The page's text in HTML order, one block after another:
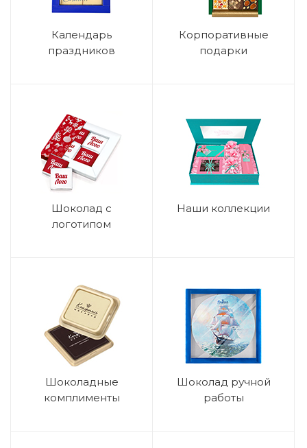
Календарь
праздников
Корпоративные
подарки
Шоколад с
логотипом
Наши коллекции
Шоколадные
комплименты
Шоколад ручной
работы